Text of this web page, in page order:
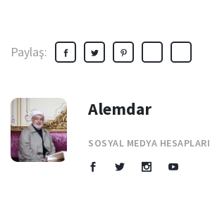
Paylaş:
Alemdar
SOSYAL MEDYA HESAPLARI